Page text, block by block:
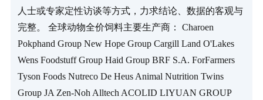
人士或专家定性访谈等方式，力求结论、数据的客观与
完整。 全球动物全价饲料主要生产商： Charoen
Pokphand Group New Hope Group Cargill Land O'Lakes
Wens Foodstuff Group Haid Group BRF S.A. ForFarmers
Tyson Foods Nutreco De Heus Animal Nutrition Twins
Group JA Zen-Noh Alltech ACOLID LIYUAN GROUP